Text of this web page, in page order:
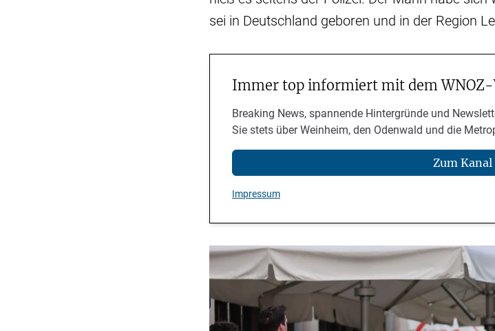
sei in Deutschland geboren und in der Region
Immer top informiert mit dem
Breaking News, spannende Hintergründe und
Sie stets über Weinheim, den Odenwald und die
Zum Kanal
Impressum